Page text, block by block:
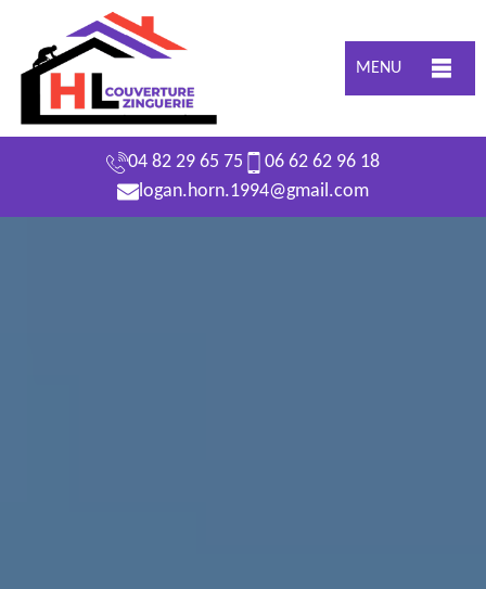
MENU
04 82 29 65 75
06 62 62 96 18
logan.horn.1994@gmail.com